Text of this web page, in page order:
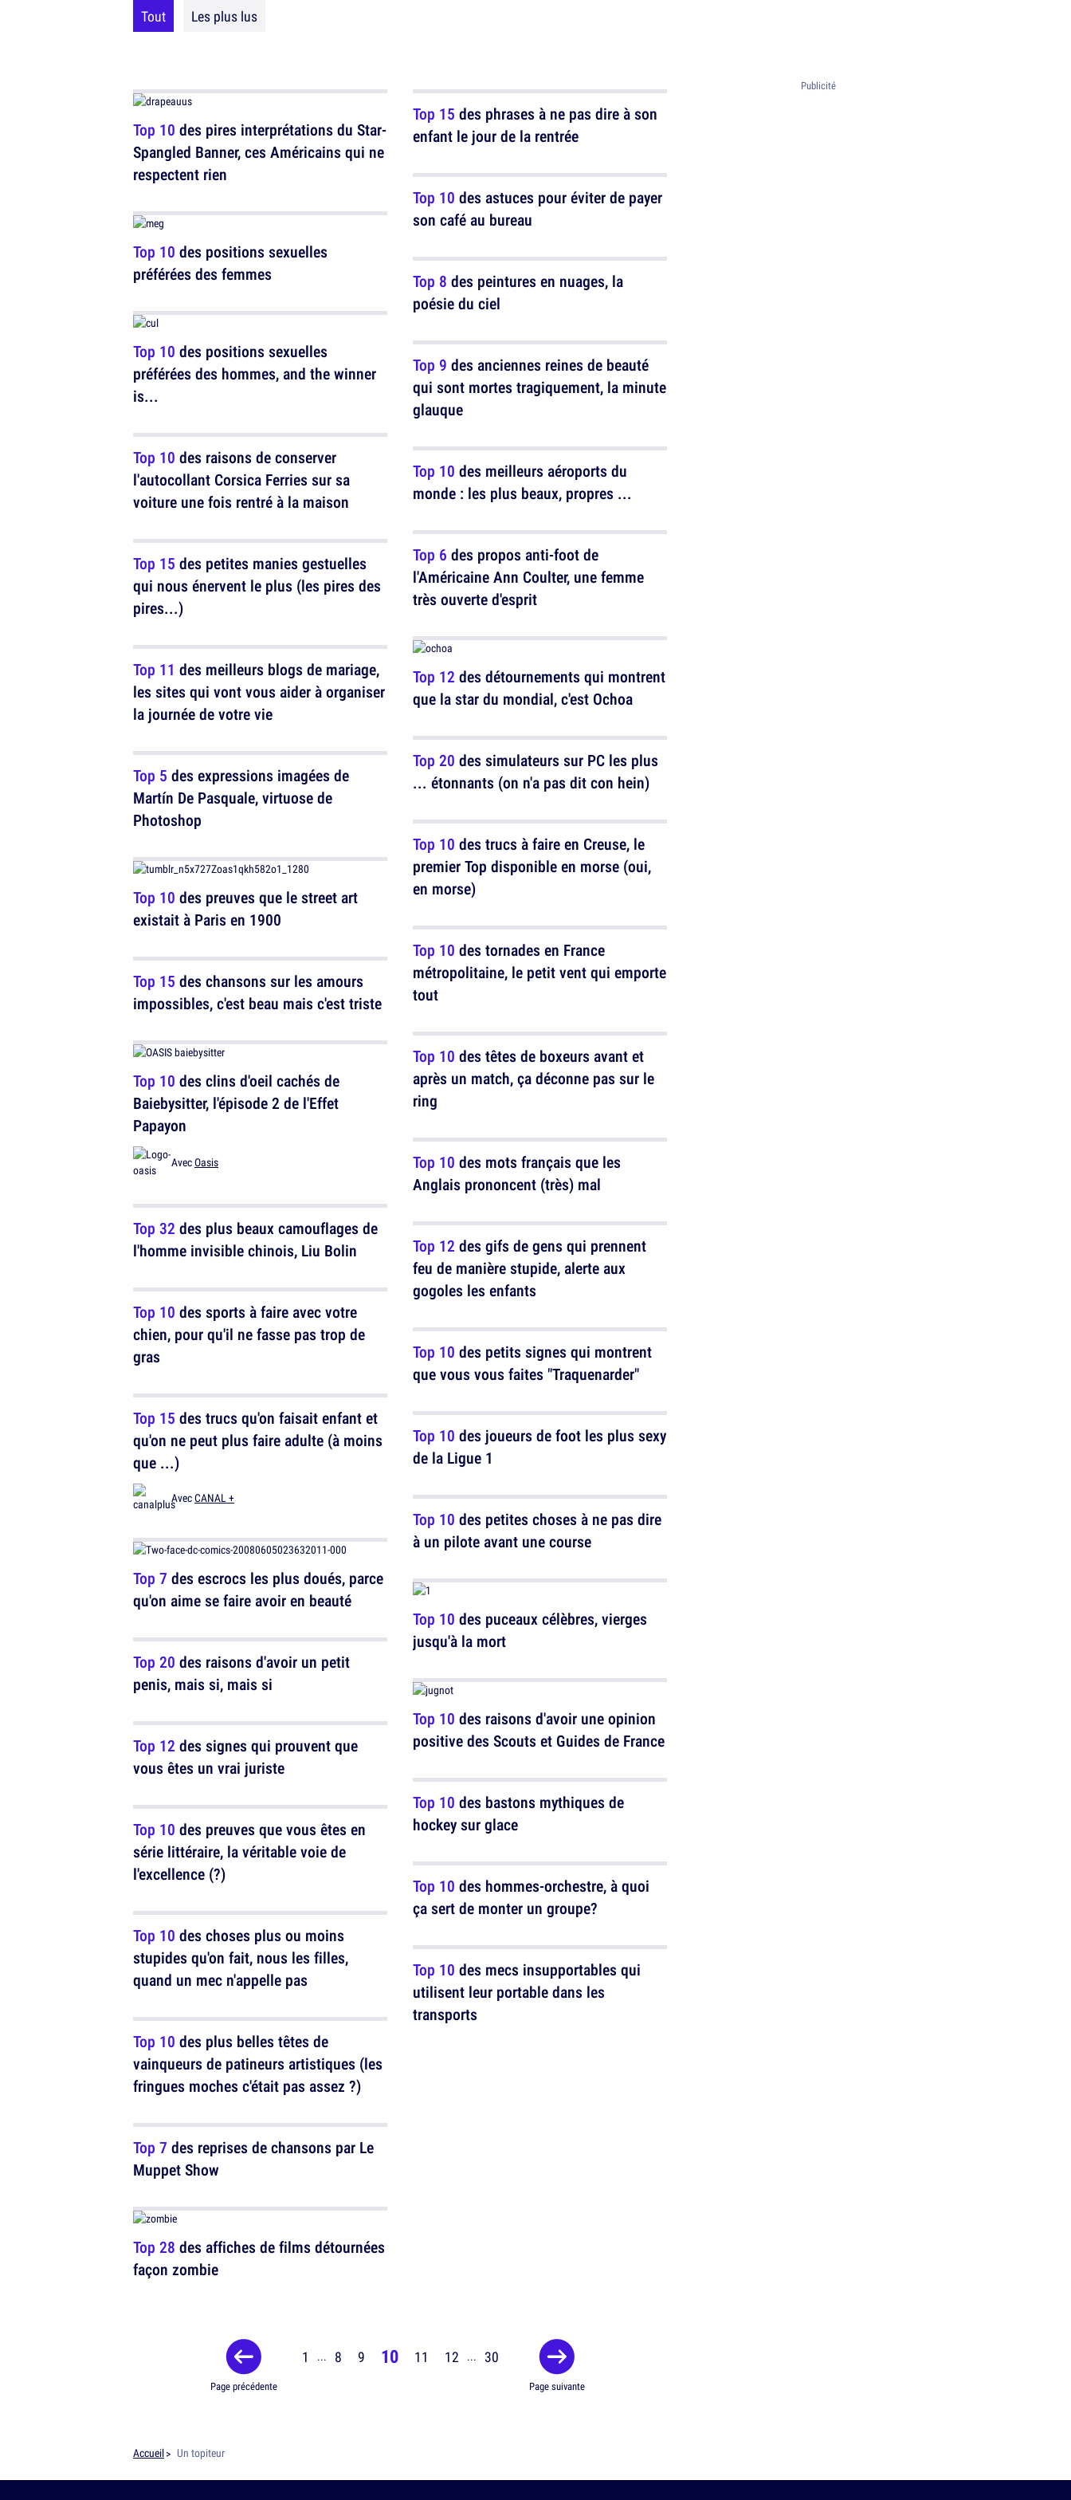
Tout Les plus lus
Top 10 des pires interprétations du Star-
Spangled Banner, ces Américains qui ne
respectent rien
Top 10 des positions sexuelles
préférées des femmes
Top 10 des positions sexuelles
préférées des hommes, and the winner
is...
Top 10 des raisons de conserver
l'autocollant Corsica Ferries sur sa
voiture une fois rentré à la maison
Top 15 des petites manies gestuelles
qui nous énervent le plus (les pires des
pires...)
Top 11 des meilleurs blogs de mariage,
les sites qui vont vous aider à organiser
la journée de votre vie
Top 5 des expressions imagées de
Martín De Pasquale, virtuose de
Photoshop
Top 10 des preuves que le street art
existait à Paris en 1900
Top 15 des chansons sur les amours
impossibles, c'est beau mais c'est triste
Top 10 des clins d'oeil cachés de
Baiebysitter, l'épisode 2 de l'Effet
Papayon
AvecOasis
Top 32 des plus beaux camouflages de
l'homme invisible chinois, Liu Bolin
Top 10 des sports à faire avec votre
chien, pour qu'il ne fasse pas trop de
gras
Top 15 des trucs qu'on faisait enfant et
qu'on ne peut plus faire adulte (à moins
que ...)
AvecCANAL +
Top 7 des escrocs les plus doués, parce
qu'on aime se faire avoir en beauté
Top 20 des raisons d'avoir un petit
penis, mais si, mais si
Top 12 des signes qui prouvent que
vous êtes un vrai juriste
Top 10 des preuves que vous êtes en
série littéraire, la véritable voie de
l'excellence (?)
Top 10 des choses plus ou moins
stupides qu'on fait, nous les filles,
quand un mec n'appelle pas
Top 10 des plus belles têtes de
vainqueurs de patineurs artistiques (les
fringues moches c'était pas assez ?)
Top 7 des reprises de chansons par Le
Muppet Show
Top 28 des affiches de films détournées
façon zombie
Top 15 des phrases à ne pas dire à son
enfant le jour de la rentrée
Top 10 des astuces pour éviter de payer
son café au bureau
Top 8 des peintures en nuages, la
poésie du ciel
Top 9 des anciennes reines de beauté
qui sont mortes tragiquement, la minute
glauque
Top 10 des meilleurs aéroports du
monde : les plus beaux, propres ...
Top 6 des propos anti-foot de
l'Américaine Ann Coulter, une femme
très ouverte d'esprit
Top 12 des détournements qui montrent
que la star du mondial, c'est Ochoa
Top 20 des simulateurs sur PC les plus
... étonnants (on n'a pas dit con hein)
Top 10 des trucs à faire en Creuse, le
premier Top disponible en morse (oui,
en morse)
Top 10 des tornades en France
métropolitaine, le petit vent qui emporte
tout
Top 10 des têtes de boxeurs avant et
après un match, ça déconne pas sur le
ring
Top 10 des mots français que les
Anglais prononcent (très) mal
Top 12 des gifs de gens qui prennent
feu de manière stupide, alerte aux
gogoles les enfants
Top 10 des petits signes qui montrent
que vous vous faites "Traquenarder"
Top 10 des joueurs de foot les plus sexy
de la Ligue 1
Top 10 des petites choses à ne pas dire
à un pilote avant une course
Top 10 des puceaux célèbres, vierges
jusqu'à la mort
Top 10 des raisons d'avoir une opinion
positive des Scouts et Guides de France
Top 10 des bastons mythiques de
hockey sur glace
Top 10 des hommes-orchestre, à quoi
ça sert de monter un groupe?
Top 10 des mecs insupportables qui
utilisent leur portable dans les
transports
Page précédente
1 ... 8 9 10 11 12 ... 30
Page suivante
Accueil Un topiteur